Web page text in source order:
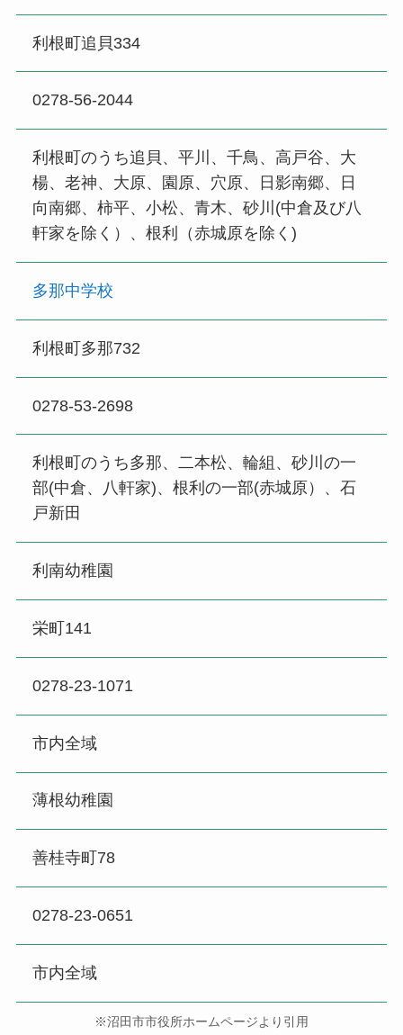
利根町追貝334
0278-56-2044
利根町のうち追貝、平川、千鳥、高戸谷、大
楊、老神、大原、園原、穴原、日影南郷、日
向南郷、柿平、小松、青木、砂川(中倉及び八
軒家を除く）、根利（赤城原を除く)
多那中学校
利根町多那732
0278-53-2698
利根町のうち多那、二本松、輪組、砂川の一
部(中倉、八軒家)、根利の一部(赤城原）、石
戸新田
利南幼稚園
栄町141
0278-23-1071
市内全域
薄根幼稚園
善桂寺町78
0278-23-0651
市内全域
※沼田市市役所ホームページより引用